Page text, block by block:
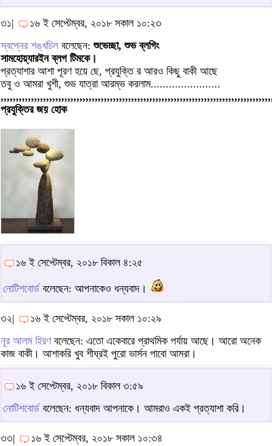
৩১|
১৬ ই সেপ্টেম্বর, ২০১৮ সকাল ১০:২৩
স্বপ্নের শঙ্খচিল বলেছেন:শুভেচ্ছা, শুভ ব্লগিং
সামহোয়্যারইন ব্লগ টিমকে।
প্রত্যাশার আশা পূরণ হয়ে ছে, প্রযুক্তি র আরও কিছু বাকী আছে
তবু ও আমরা খুশী, শুভ যাত্রা আরম্ভ করলাম.......................
প্রযুক্তির জয় হোক
১৬ ই সেপ্টেম্বর, ২০১৮ বিকাল ৪:২৫
নোটিশবোর্ডবলেছেন: আপনাকেও ধন্যবাদ।
৩২|
১৬ ই সেপ্টেম্বর, ২০১৮ সকাল ১০:২৯
নূর আলম হিরণবলেছেন: এতো একেবারে প্রাথমিক পর্যায় আছে। আরো অনেক
কাজ বাকী। আশাকরি খুব শীঘ্রই পুরো ভার্সন পাবো আমরা।
১৬ ই সেপ্টেম্বর, ২০১৮ বিকাল ৩:৫৯
নোটিশবোর্ডবলেছেন: ধন্যবাদ আপনাকে। আমরাও একই প্রত্যাশা করি।
৩৩|
১৬ ই সেপ্টেম্বর, ২০১৮ সকাল ১০:৩৪